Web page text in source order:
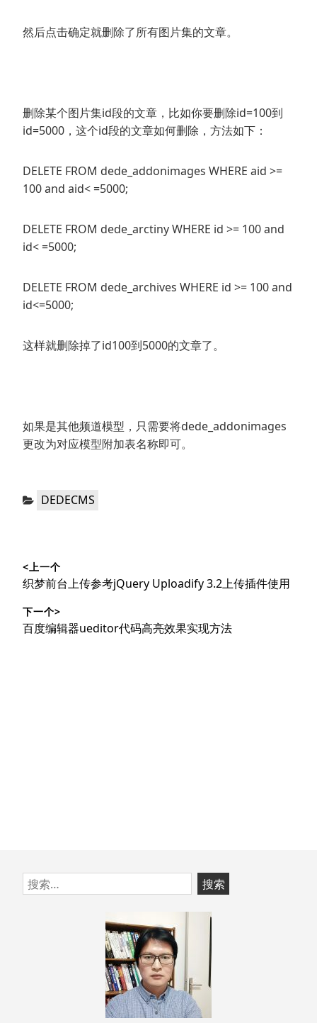
然后点击确定就删除了所有图片集的文章。
删除某个图片集id段的文章，比如你要删除id=100到
id=5000，这个id段的文章如何删除，方法如下：
DELETE FROM dede_addonimages WHERE aid >=
100 and aid< =5000;
DELETE FROM dede_arctiny WHERE id >= 100 and
id< =5000;
DELETE FROM dede_archives WHERE id >= 100 and
id<=5000;
这样就删除掉了id100到5000的文章了。
如果是其他频道模型，只需要将dede_addonimages
更改为对应模型附加表名称即可。
分
DEDECMS
章
导
航
<上一个
上
文
章：
织梦前台上传参考jQuery Uploadify 3.2上传插件使用
下一个>
下
百度编辑器ueditor代码高亮效果实现方法
跳
至
搜
索：